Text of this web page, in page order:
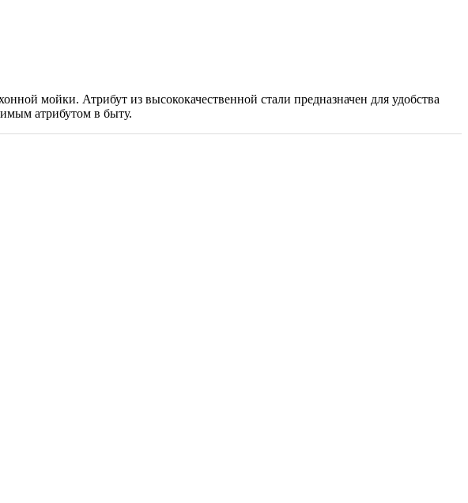
мойки. Атрибут из высококачественной стали предназначен для удобства
атрибутом в быту.